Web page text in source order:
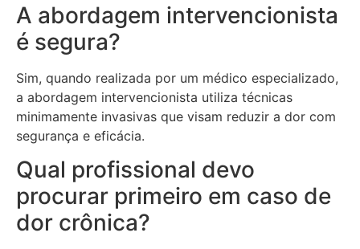
A abordagem intervencionista
é segura?
Sim, quando realizada por um médico especializado,
a abordagem intervencionista utiliza técnicas
minimamente invasivas que visam reduzir a dor com
segurança e eficácia.
Qual profissional devo
procurar primeiro em caso de
dor crônica?